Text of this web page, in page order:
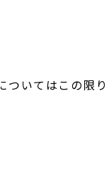
いてはこの限り